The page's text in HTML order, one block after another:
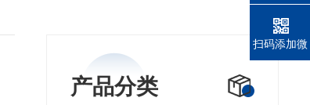
产品分类
扫码添加微
信